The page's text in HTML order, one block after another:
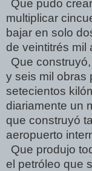
Que pudo
multiplicar
bajar en solo
de veintitrés mil
Que
y seis mil obras
setecientos
diariamente un
que construyó
aeropuerto
Que produjo
el petróleo que